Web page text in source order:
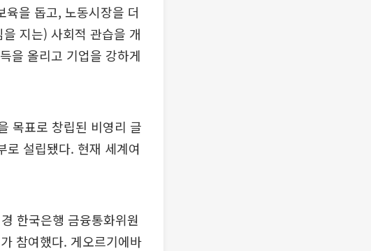
을 돕고, 노동시장을 더
지는) 사회적 관습을 개
을 올리고 기업을 강하게
목표로 창립된 비영리 글
설립됐다. 현재 세계여
한국은행 금융통화위원
참여했다. 게오르기에바